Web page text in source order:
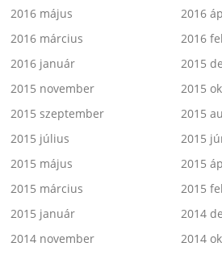
2016 május
2016
2016 március
2016
2016 január
2015
2015 november
2015
2015 szeptember
2015
2015 július
2015
2015 május
2015
2015 március
2015
2015 január
2014
2014 november
2014